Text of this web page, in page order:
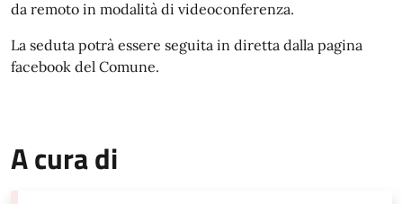
da remoto in modalità di videoconferenza.
La seduta potrà essere seguita in diretta dalla pagina
facebook del Comune.
A cura di